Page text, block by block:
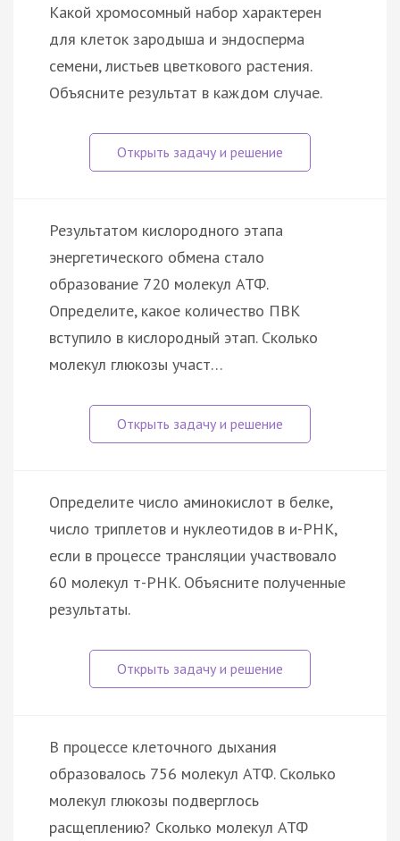
Какой хромосомный набор характерен
для клеток зародыша и эндосперма
семени, листьев цветкового растения.
Объясните результат в каждом случае.
Результатом кислородного этапа
энергетического обмена стало
образование 720 молекул АТФ.
Определите, какое количество ПВК
вступило в кислородный этап. Сколько
молекул глюкозы участ…
Определите число аминокислот в белке,
число триплетов и нуклеотидов в и-РНК,
если в процессе трансляции участвовало
60 молекул т-РНК. Объясните полученные
результаты.
В процессе клеточного дыхания
образовалось 756 молекул АТФ. Сколько
молекул глюкозы подверглось
расщеплению? Сколько молекул АТФ